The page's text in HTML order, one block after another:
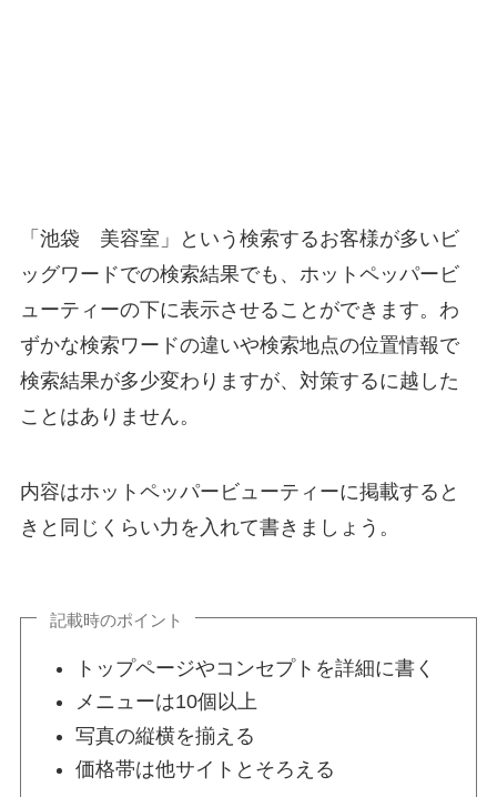
「池袋 美容室」という検索するお客様が多いビ
ッグワードでの検索結果でも、ホットペッパービ
ューティーの下に表示させることができます。わ
ずかな検索ワードの違いや検索地点の位置情報で
検索結果が多少変わりますが、対策するに越した
ことはありません。
内容はホットペッパービューティーに掲載すると
きと同じくらい力を入れて書きましょう。
記載時のポイント
トップページやコンセプトを詳細に書く
メニューは10個以上
写真の縦横を揃える
価格帯は他サイトとそろえる